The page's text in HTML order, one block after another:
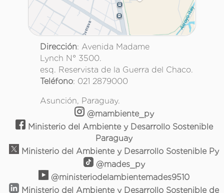
Dirección: Avenida Madame
Lynch N° 3500.
esq. Reservista de la Guerra del Chaco.
Teléfono: 021 2879000
Asunción, Paraguay.
@mambiente_py
Ministerio del Ambiente y Desarrollo Sostenible
Paraguay
Ministerio del Ambiente y Desarrollo Sostenible Py
@mades_py
@ministeriodelambientemades9510
Ministerio del Ambiente y Desarrollo Sostenible de